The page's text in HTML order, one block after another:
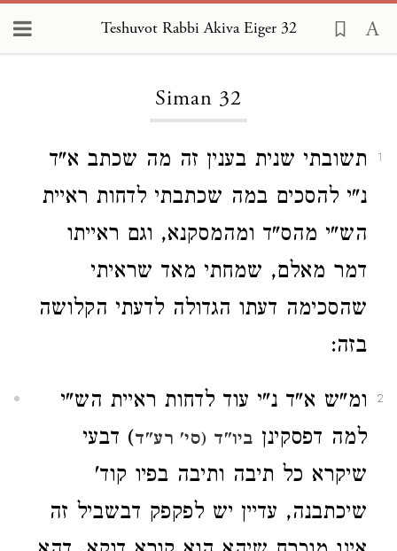
Teshuvot Rabbi Akiva Eiger 32
Siman 32
1
תשובתי שנית בענין זה מה שכתב א"ד
נ"י להסכים במה שכתבתי לדחות ראיית
הש"י מהס"ד ומהמסקנא, וגם ראייתו
דמר מאלם, שמחתי מאד שראיתי
שהסכימה דעתו הגדולה לדעתי הקלושה
בזה:
2
ומ"ש א"ד נ"י עוד לדחות ראיית הש"י
למה דפסקינן ביו"ד (סי' רע"ד) דבעי
שיקרא כל תיבה ותיבה בפיו קוד'
שיכתבנה, עדיין יש לפקפק דבשביל זה